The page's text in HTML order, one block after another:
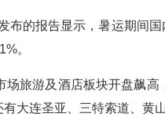
布的报告显示，暑运期间
。
旅游及酒店板块开盘飙
大连圣亚、三特索道、黄